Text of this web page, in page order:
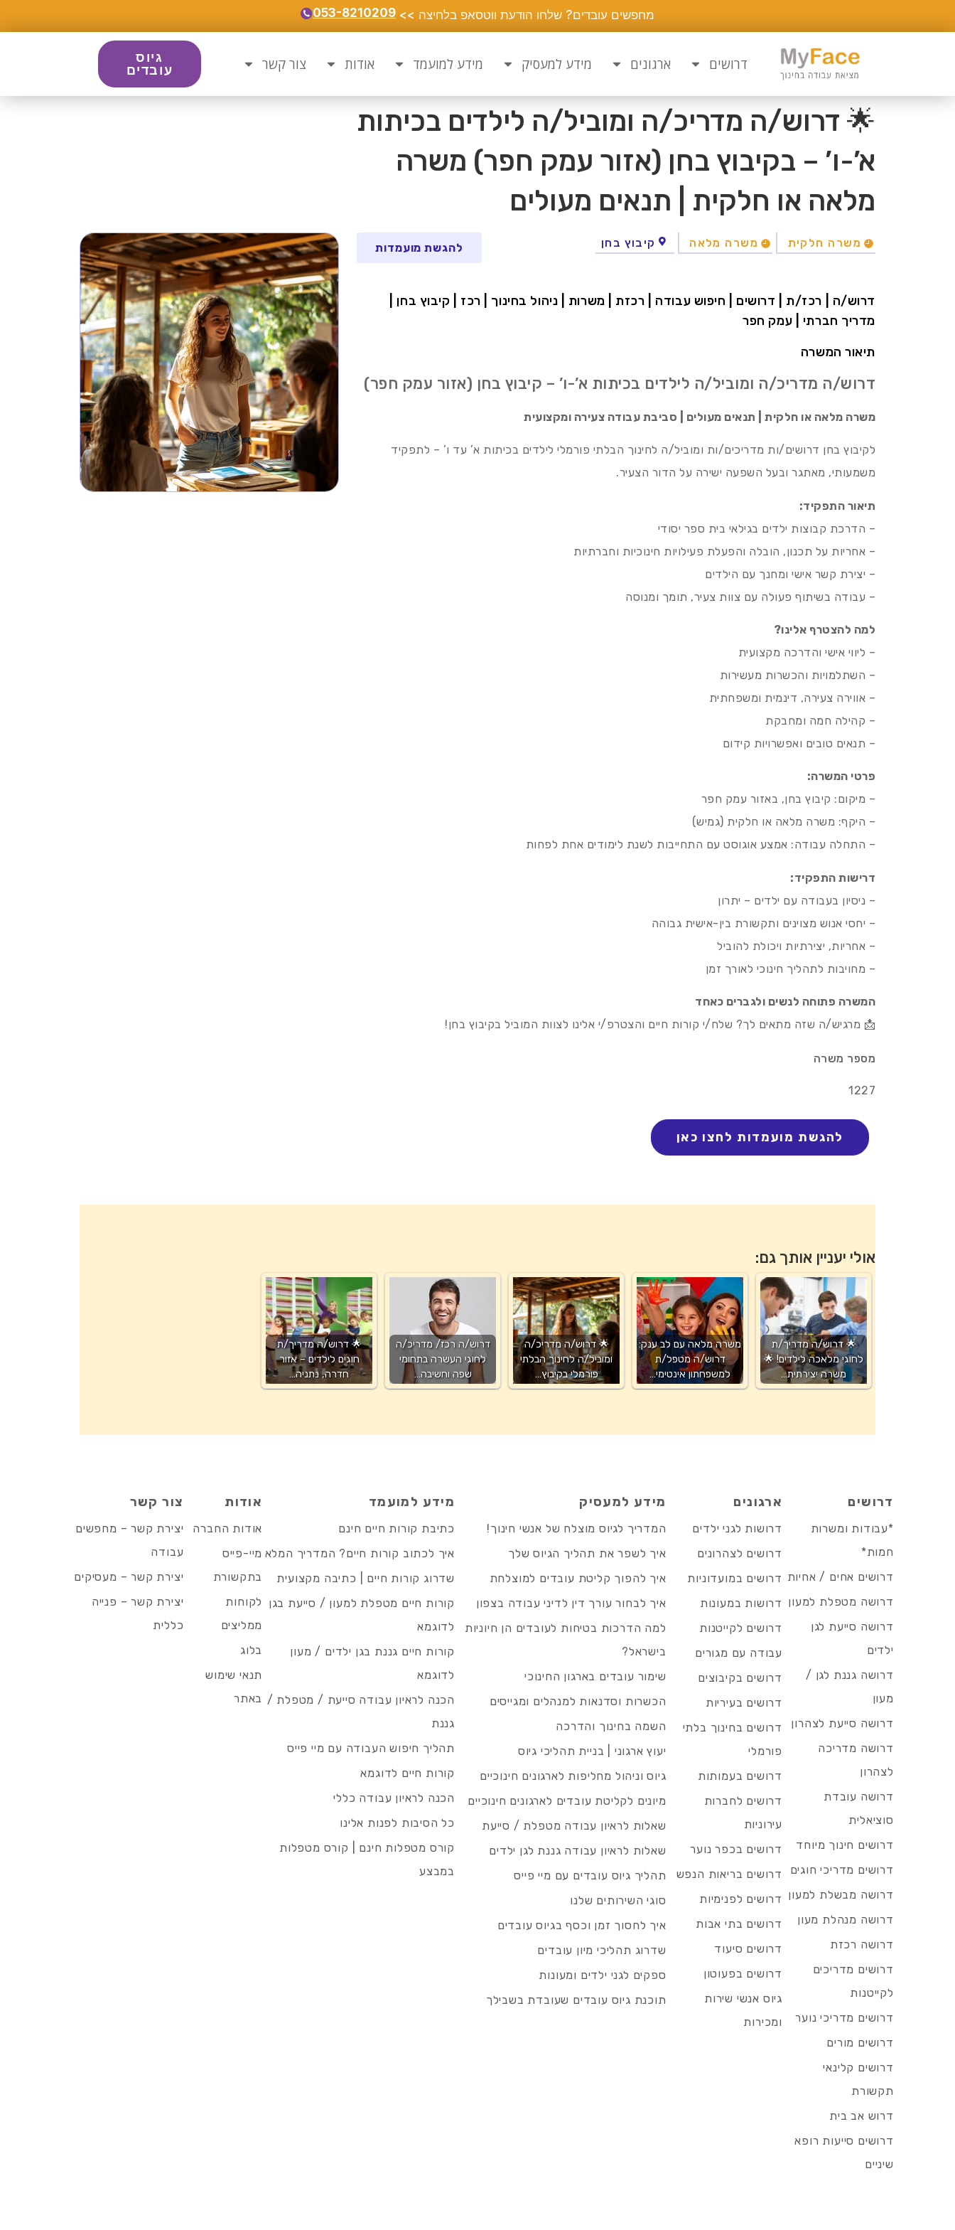
מחפשים עובדים? שלחו הודעת ווטסאפ בלחיצה >> 053-8210209
דרושים ארגונים מידע למעסיק מידע למועמד אודות צור קשר
גיוס
עובדים
🌟 דרוש/ה מדריכ/ה ומוביל/ה לילדים בכיתות
א’-ו’ – בקיבוץ בחן (אזור עמק חפר) משרה
מלאה או חלקית | תנאים מעולים
משרה חלקית משרה מלאה קיבוץ בחן להגשת מועמדות
דרוש/ה | רכז/ת | דרושים | חיפוש עבודה | רכזת | משרות | ניהול בחינוך | רכז | קיבוץ בחן |
מדריך חברתי | עמק חפר
תיאור המשרה
דרוש/ה מדריכ/ה ומוביל/ה לילדים בכיתות א’-ו’ – קיבוץ בחן (אזור עמק חפר)
משרה מלאה או חלקית | תנאים מעולים | סביבת עבודה צעירה ומקצועית
לקיבוץ בחן דרושים/ות מדריכים/ות ומוביל/ה לחינוך הבלתי פורמלי לילדים בכיתות א’ עד ו’ – לתפקיד
משמעותי, מאתגר ובעל השפעה ישירה על הדור הצעיר.
תיאור התפקיד:
– הדרכת קבוצות ילדים בגילאי בית ספר יסודי
– אחריות על תכנון, הובלה והפעלת פעילויות חינוכיות וחברתיות
– יצירת קשר אישי ומחנך עם הילדים
– עבודה בשיתוף פעולה עם צוות צעיר, תומך ומנוסה
למה להצטרף אלינו?
– ליווי אישי והדרכה מקצועית
– השתלמויות והכשרות מעשירות
– אווירה צעירה, דינמית ומשפחתית
– קהילה חמה ומחבקת
– תנאים טובים ואפשרויות קידום
פרטי המשרה:
– מיקום: קיבוץ בחן, באזור עמק חפר
– היקף: משרה מלאה או חלקית (גמיש)
– התחלה עבודה: אמצע אוגוסט עם התחייבות לשנת לימודים אחת לפחות
דרישות התפקיד:
– ניסיון בעבודה עם ילדים – יתרון
– יחסי אנוש מצוינים ותקשורת בין-אישית גבוהה
– אחריות, יצירתיות ויכולת להוביל
– מחויבות לתהליך חינוכי לאורך זמן
המשרה פתוחה לנשים ולגברים כאחד
📩 מרגיש/ה שזה מתאים לך? שלח/י קורות חיים והצטרפ/י אלינו לצוות המוביל בקיבוץ בחן!
מספר משרה
1227
אולי יעניין אותך גם:
🌟 דרוש/ה מדריך/ת
חוגים לילדים – אזור
חדרה, נתניה…
דרוש/ה רכז/ מדריכ/ה
לחוגי העשרה בתחומי
שפה וחשיבה…
🌟 דרוש/ה מדריכ/ה
ומוביל/ה לחינוך הבלתי
פורמלי בקיבוץ…
משרה מלאה עם לב ענק:
דרוש/ה מטפל/ת
למשפחתון אינטימי…
🌟 דרוש/ה מדריך/ת
לחוגי מלאכה לילדים! 🌟
משרה יצירתית…
דרושים
*עבודות ומשרות
חמות*
דרושים אחים / אחיות
דרושה מטפלת למעון
דרושה סייעת לגן
ילדים
דרושה גננת לגן /
מעון
דרושה סייעת לצהרון
דרושה מדריכה
לצהרון
דרושה עובדת
סוציאלית
דרושים חינוך מיוחד
דרושים מדריכי חוגים
דרושה מבשלת למעון
דרושה מנהלת מעון
דרושה רכזת
דרושים מדריכים
לקייטנות
דרושים מדריכי נוער
דרושים מורים
דרושים קלינאי
תקשורת
דרוש אב בית
דרושים סייעות רופא
שיניים
ארגונים
דרושות לגני ילדים
דרושים לצהרונים
דרושים במועדוניות
דרושות במעונות
דרושים לקייטנות
עבודה עם מגורים
דרושים בקיבוצים
דרושים בעיריות
דרושים בחינוך בלתי
פורמלי
דרושים בעמותות
דרושים לחברות
עירוניות
דרושים בכפר נוער
דרושים בריאות הנפש
דרושים לפנימיות
דרושים בתי אבות
דרושים סיעוד
דרושים בפעוטון
גיוס אנשי שירות
ומכירות
מידע למעסיק
המדריך לגיוס מוצלח של אנשי חינוך!
איך לשפר את תהליך הגיוס שלך
איך להפוך קליטת עובדים למוצלחת
איך לבחור עורך דין לדיני עבודה בצפון
למה הדרכות בטיחות לעובדים הן חיוניות
בישראל?
שימור עובדים בארגון החינוכי
הכשרות וסדנאות למנהלים ומגייסים
השמה בחינוך והדרכה
יעוץ ארגוני | בניית תהליכי גיוס
גיוס וניהול מחליפות לארגונים חינוכיים
מיונים לקליטת עובדים לארגונים חינוכיים
שאלות לראיון עבודה מטפלת / סייעת
שאלות לראיון עבודה גננת לגן ילדים
תהליך גיוס עובדים עם מיי פייס
סוגי השירותים שלנו
איך לחסוך זמן וכסף בגיוס עובדים
שדרוג תהליכי מיון עובדים
ספקים לגני ילדים ומעונות
תוכנת גיוס עובדים שעובדת בשבילך
מידע למועמד
כתיבת קורות חיים חינם
איך לכתוב קורות חיים? המדריך המלא
שדרוג קורות חיים | כתיבה מקצועית
קורות חיים מטפלת למעון / סייעת בגן
לדוגמא
קורות חיים גננת בגן ילדים / מעון
לדוגמא
הכנה לראיון עבודה סייעת / מטפלת /
גננת
תהליך חיפוש העבודה עם מיי פייס
קורות חיים לדוגמא
הכנה לראיון עבודה כללי
כל הסיבות לפנות אלינו
קורס מטפלות חינם | קורס מטפלות
במבצע
אודות
אודות החברה
מיי-פייס
בתקשורת
לקוחות
ממליצים
בלוג
תנאי שימוש
באתר
צור קשר
יצירת קשר – מחפשים
עבודה
יצירת קשר – מעסיקים
יצירת קשר – פנייה
כללית